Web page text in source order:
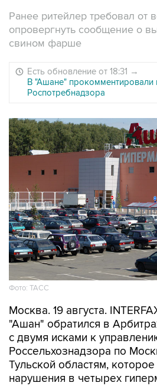
Ранее ритейлер требовал от
опровергнуть сообщение о
свином фарше
Есть обновление от 18:31 →
В "Ашане" прокомментировали
Роспотребнадзора
Фото: ТАСС
Москва. 19 августа.
"Ашан" обратился в
с двумя исками к
Россельхознадзора по
Тульской областям,
нарушения в четырех